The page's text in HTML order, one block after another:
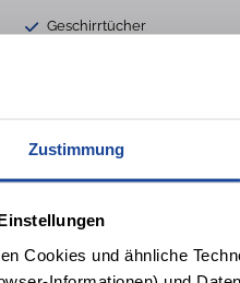
Zustimmung
Cookies und ähnliche
Geschirrtücher
Hund nicht gestattet
Balkon
Terrassenmöbel